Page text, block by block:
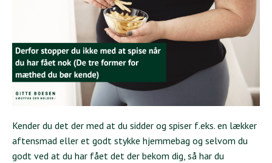
Kender du det der med at du sidder og spiser f.eks. en lækker
aftensmad eller et godt stykke hjemmebag og selvom du
godt ved at du har fået det der bekom dig, så har du